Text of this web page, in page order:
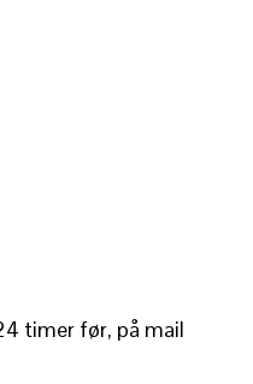
timer før, på mail